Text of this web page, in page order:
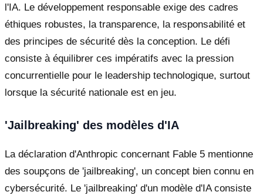
l'IA. Le développement responsable exige des cadres
éthiques robustes, la transparence, la responsabilité et
des principes de sécurité dès la conception. Le défi
consiste à équilibrer ces impératifs avec la pression
concurrentielle pour le leadership technologique, surtout
lorsque la sécurité nationale est en jeu.
'Jailbreaking' des modèles d'IA
La déclaration d'Anthropic concernant Fable 5 mentionne
des soupçons de 'jailbreaking', un concept bien connu en
cybersécurité. Le 'jailbreaking' d'un modèle d'IA consiste